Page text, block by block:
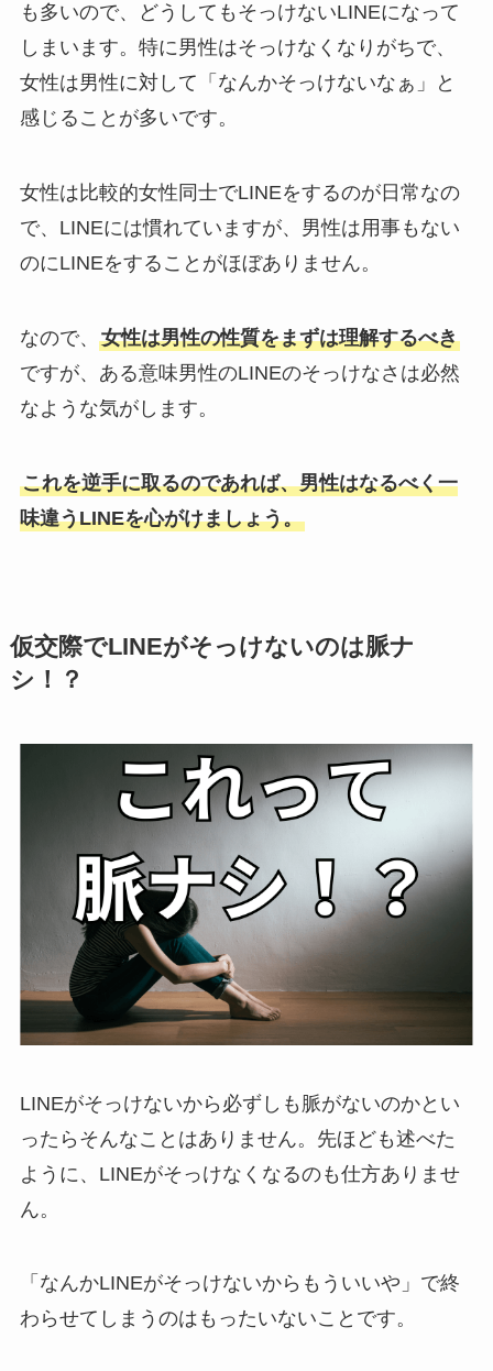
も多いので、どうしてもそっけないLINEになって
しまいます。特に男性はそっけなくなりがちで、
女性は男性に対して「なんかそっけないなぁ」と
感じることが多いです。
女性は比較的女性同士でLINEをするのが日常なの
で、LINEには慣れていますが、男性は用事もない
のにLINEをすることがほぼありません。
なので、 女性は男性の性質をまずは理解するべき
ですが、ある意味男性のLINEのそっけなさは必然
なような気がします。
これを逆手に取るのであれば、男性はなるべく一
味違うLINEを心がけましょう。
仮交際でLINEがそっけないのは脈ナ
シ！？
LINEがそっけないから必ずしも脈がないのかとい
ったらそんなことはありません。先ほども述べた
ように、LINEがそっけなくなるのも仕方ありませ
ん。
「なんかLINEがそっけないからもういいや」で終
わらせてしまうのはもったいないことです。